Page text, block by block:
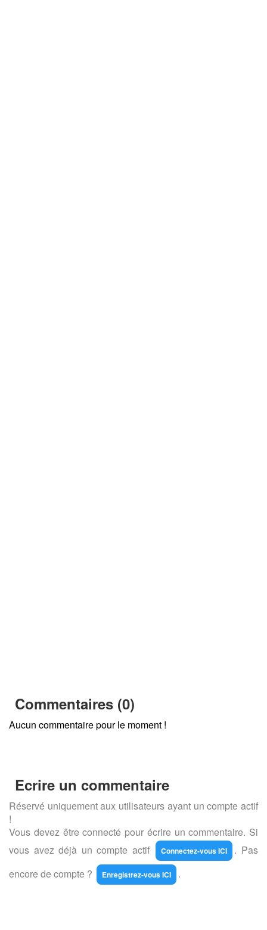
Commentaires (0)
Aucun commentaire pour le moment !
Ecrire un commentaire
Réservé uniquement aux utilisateurs ayant un compte actif
!
Vous devez être connecté pour écrire un commentaire. Si
vous avez déjà un compte actif
Connectez-vous ICI
. Pas
encore de compte ?
Enregistrez-vous ICI .